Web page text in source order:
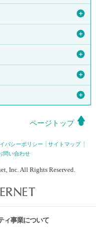
＋
＋
＋
＋
＋
ページトップ
バシーポリシー
サイトマップ
問い合わせ
Inc. All Rights Reserved.
ィ事業について